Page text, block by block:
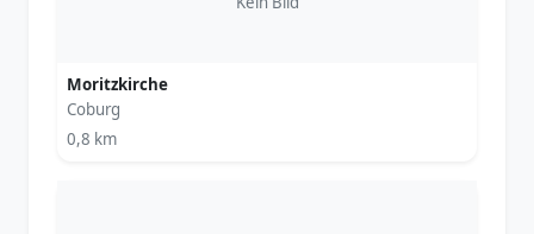
Moritzkirche
Coburg
0,8 km